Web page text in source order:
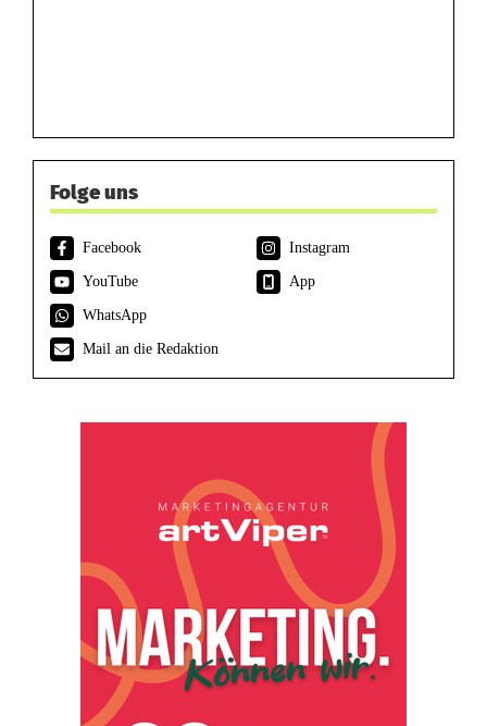
Folge uns
Facebook
Instagram
YouTube
App
WhatsApp
Mail an die Redaktion